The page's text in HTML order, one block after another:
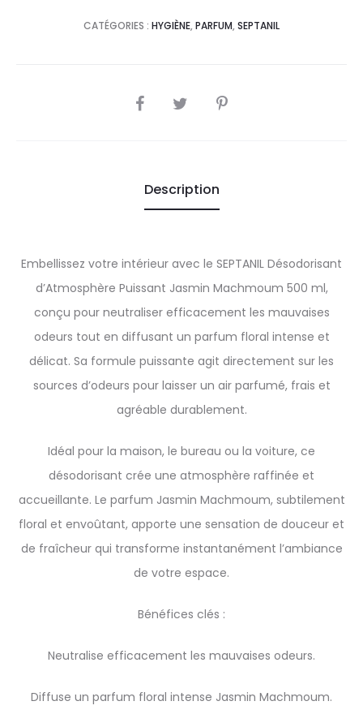
CATÉGORIES : HYGIÈNE, PARFUM, SEPTANIL
SHARE
Description
Embellissez votre intérieur avec le SEPTANIL Désodorisant
d’Atmosphère Puissant Jasmin Machmoum 500 ml,
conçu pour neutraliser efficacement les mauvaises
odeurs tout en diffusant un parfum floral intense et
délicat. Sa formule puissante agit directement sur les
sources d’odeurs pour laisser un air parfumé, frais et
agréable durablement.
Idéal pour la maison, le bureau ou la voiture, ce
désodorisant crée une atmosphère raffinée et
accueillante. Le parfum Jasmin Machmoum, subtilement
floral et envoûtant, apporte une sensation de douceur et
de fraîcheur qui transforme instantanément l’ambiance
de votre espace.
Bénéfices clés :
Neutralise efficacement les mauvaises odeurs.
Diffuse un parfum floral intense Jasmin Machmoum.